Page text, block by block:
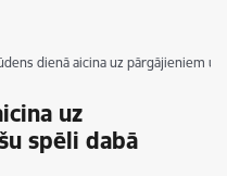
dienā aicina uz pārgājieniem
uz
spēli dabā